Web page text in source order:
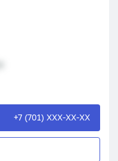
+7 (701) XXX-XX-XX